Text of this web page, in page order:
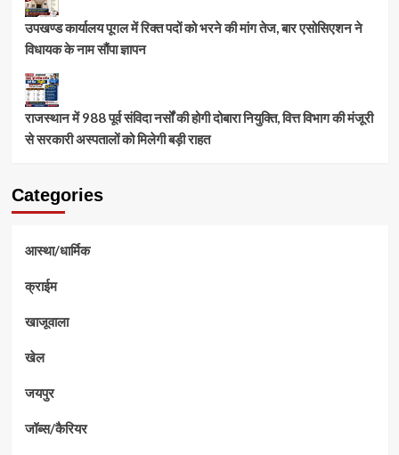
उपखण्ड कार्यालय पूगल में रिक्त पदों को भरने की मांग तेज, बार एसोसिएशन ने
विधायक के नाम सौंपा ज्ञापन
राजस्थान में 988 पूर्व संविदा नर्सों की होगी दोबारा नियुक्ति, वित्त विभाग की मंजूरी
से सरकारी अस्पतालों को मिलेगी बड़ी राहत
Categories
आस्था/धार्मिक
क्राईम
खाजूवाला
खेल
जयपुर
जॉब्स/कैरियर